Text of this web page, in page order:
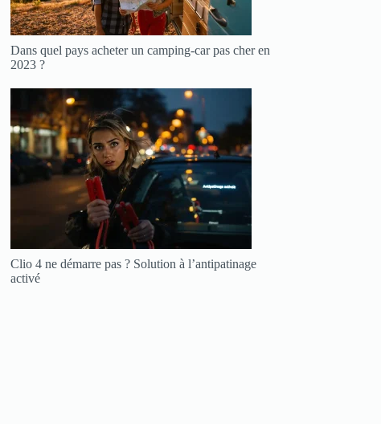
Dans quel pays acheter un camping-car pas cher en
2023 ?
Clio 4 ne démarre pas ? Solution à l’antipatinage
activé